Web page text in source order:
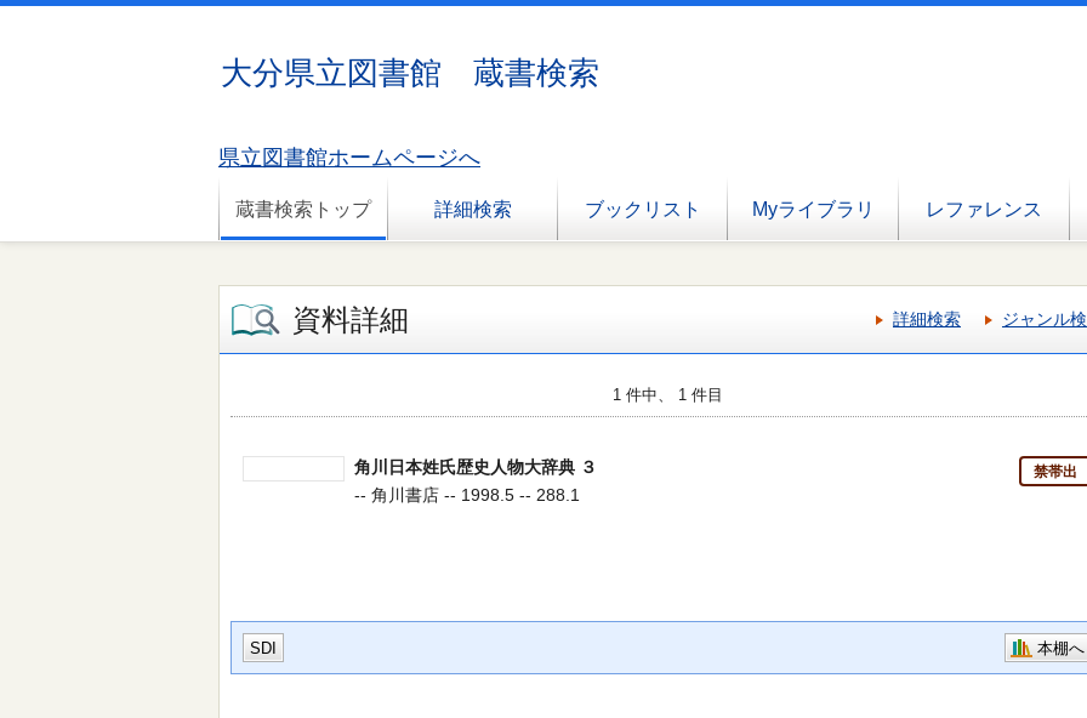
大分県立図書館 蔵書検索
県立図書館ホームページへ
蔵書検索トップ 詳細検索 ブックリスト Myライブラリ レファレンス
資料詳細 詳細検索 ジャンル
1 件中、 1 件目
角川日本姓氏歴史人物大辞典 ３ 禁帯出
-- 角川書店 -- 1998.5 -- 288.1
SDI 本棚へ